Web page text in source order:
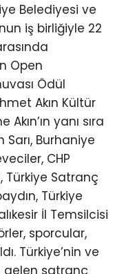
Belediyesi ve
iş birliğiyle 22
Open
Ödül
Akın Kültür
yanı sıra
Sarı, Burhaniye
CHP
Türkiye Satranç
Türkiye
İl Temsilcisi
sporcular,
Türkiye’nin ve
gelen satranç